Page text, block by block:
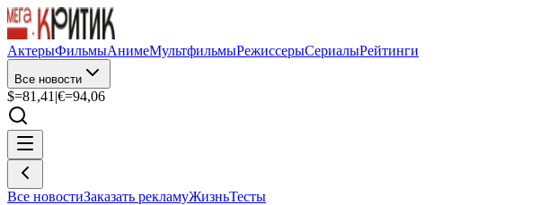
АктерыФильмыАнимеМультфильмыРежиссерыСериалыРейтинги
Все новости
$=81,41 |€=94,06
Все новостиЗаказать рекламуЖизньТесты